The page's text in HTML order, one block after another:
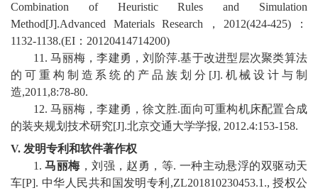
Combination of Heuristic Rules and Simulation
Method[J].Advanced Materials Research ， 2012(424-425) ：
1132-1138.(EI ： 20120414714200)
11.马丽梅，李建勇，刘阶萍.基于改进型层次聚类算法
的可重构制造系统的产品族划分 [J]. 机械设计与制
造,2011,8:78-80.
12.马丽梅，李建勇，徐文胜.面向可重构机床配置合成
的装夹规划技术研究[J].北京交通大学学报, 2012.4:153-158.
V. 发明专利和软件著作权
1.马丽梅，刘强，赵勇，等. 一种主动悬浮的双驱动天
车[P]. 中华人民共和国发明专利 ,ZL201810230453.1.,授权公